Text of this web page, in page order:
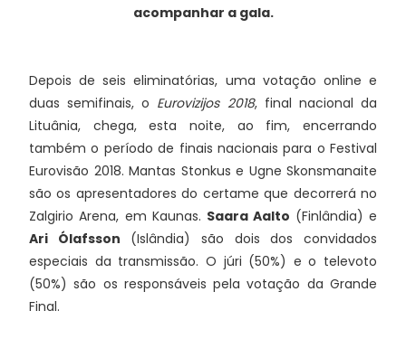
acompanhar a gala.
Depois de seis eliminatórias, uma votação online e
duas semifinais, o Eurovizijos 2018, final nacional da
Lituânia, chega, esta noite, ao fim, encerrando
também o período de finais nacionais para o Festival
Eurovisão 2018. Mantas Stonkus e Ugne Skonsmanaite
são os apresentadores do certame que decorrerá no
Zalgirio Arena, em Kaunas. Saara Aalto (Finlândia) e
Ari Ólafsson (Islândia) são dois dos convidados
especiais da transmissão. O júri (50%) e o televoto
(50%) são os responsáveis pela votação da Grande
Final.